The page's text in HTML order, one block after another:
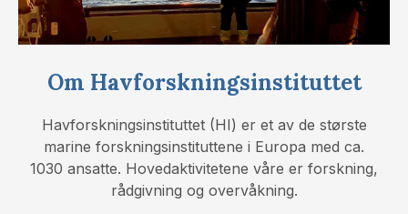
Om Havforskningsinstituttet
Havforskningsinstituttet (HI) er et av de største
marine forskningsinstituttene i Europa med ca.
1030 ansatte. Hovedaktivitetene våre er forskning,
rådgivning og overvåkning.